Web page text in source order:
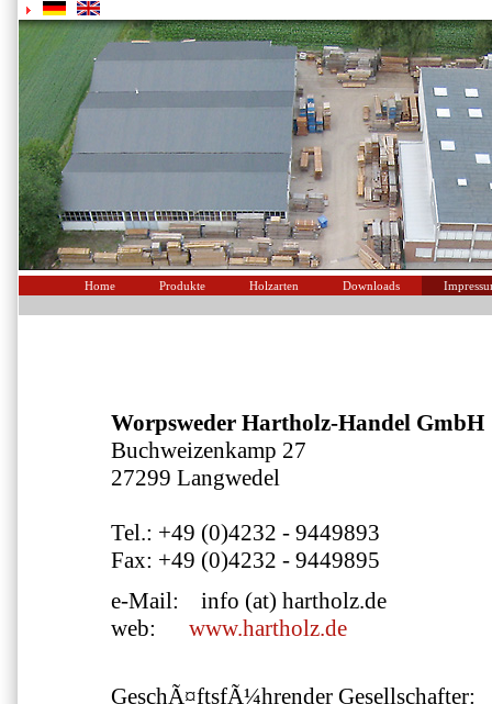
Home Produkte Holzarten Downloads
Worpsweder Hartholz-Handel GmbH
Buchweizenkamp 27
27299 Langwedel
Tel.: +49 (0)4232 - 9449893
Fax: +49 (0)4232 - 9449895
e-Mail: info (at) hartholz.de
web: www.hartholz.de
GeschÃ¤ftsfÃ¼hrender